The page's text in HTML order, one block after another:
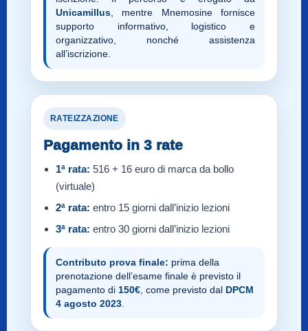
Unicamillus , mentre Mnemosine fornisce
supporto informativo, logistico e
organizzativo, nonché assistenza
all’iscrizione.
RATEIZZAZIONE
Pagamento in 3 rate
1ª rata: 516 + 16 euro di marca da bollo
(virtuale)
2ª rata: entro 15 giorni dall’inizio lezioni
3ª rata: entro 30 giorni dall’inizio lezioni
Contributo prova finale: prima della
prenotazione dell’esame finale è previsto il
pagamento di 150€ , come previsto dal DPCM
4 agosto 2023